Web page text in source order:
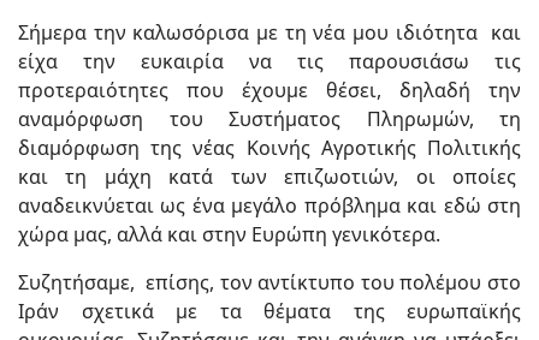
Σήμερα την καλωσόρισα με τη νέα μου ιδιότητα και
είχα την ευκαιρία να τις παρουσιάσω τις
προτεραιότητες που έχουμε θέσει, δηλαδή την
αναμόρφωση του Συστήματος Πληρωμών, τη
διαμόρφωση της νέας Κοινής Αγροτικής Πολιτικής
και τη μάχη κατά των επιζωοτιών, οι οποίες
αναδεικνύεται ως ένα μεγάλο πρόβλημα και εδώ στη
χώρα μας, αλλά και στην Ευρώπη γενικότερα.
Συζητήσαμε, επίσης, τον αντίκτυπο του πολέμου στο
Ιράν σχετικά με τα θέματα της ευρωπαϊκής